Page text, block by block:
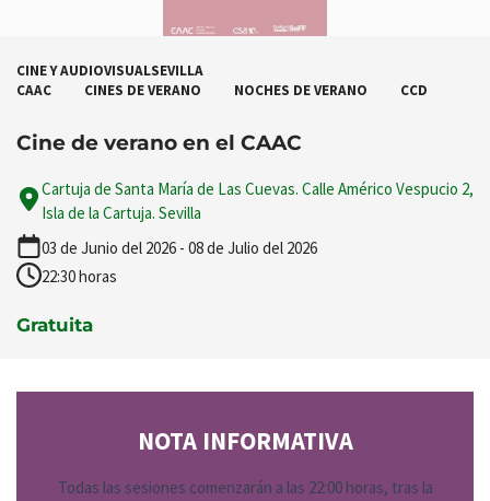
CINE Y AUDIOVISUALSEVILLA
CAAC
CINES DE VERANO NOCHES DE VERANO CCD
Cine de verano en el CAAC
Cartuja de Santa María de Las Cuevas. Calle Américo Vespucio 2,
Isla de la Cartuja. Sevilla
03 de Junio del 2026 - 08 de Julio del 2026
22:30 horas
Gratuita
NOTA INFORMATIVA
Todas las sesiones comenzarán a las 22:00 horas, tras la